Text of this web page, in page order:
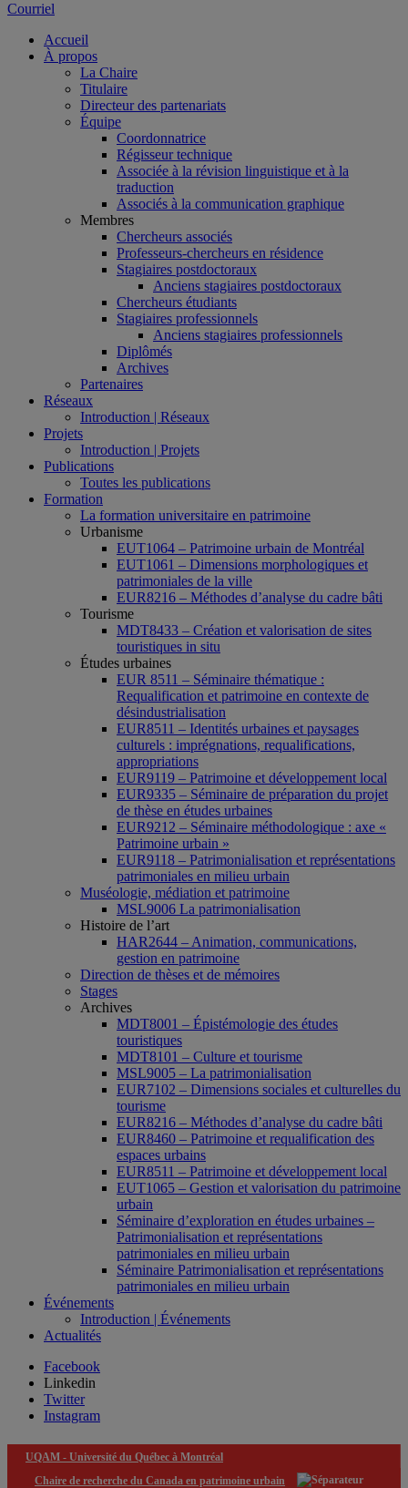
Courriel
Accueil
À propos
La Chaire
Titulaire
Directeur des partenariats
Équipe
Coordonnatrice
Régisseur technique
Associée à la révision linguistique et à la
traduction
Associés à la communication graphique
Membres
Chercheurs associés
Professeurs-chercheurs en résidence
Stagiaires postdoctoraux
Anciens stagiaires postdoctoraux
Chercheurs étudiants
Stagiaires professionnels
Anciens stagiaires professionnels
Diplômés
Archives
Partenaires
Réseaux
Introduction | Réseaux
Projets
Introduction | Projets
Publications
Toutes les publications
Formation
La formation universitaire en patrimoine
Urbanisme
EUT1064 – Patrimoine urbain de Montréal
EUT1061 – Dimensions morphologiques et
patrimoniales de la ville
EUR8216 – Méthodes d’analyse du cadre bâti
Tourisme
MDT8433 – Création et valorisation de sites
touristiques in situ
Études urbaines
EUR 8511 – Séminaire thématique :
Requalification et patrimoine en contexte de
désindustrialisation
EUR8511 – Identités urbaines et paysages
culturels : imprégnations, requalifications,
appropriations
EUR9119 – Patrimoine et développement local
EUR9335 – Séminaire de préparation du projet
de thèse en études urbaines
EUR9212 – Séminaire méthodologique : axe «
Patrimoine urbain »
EUR9118 – Patrimonialisation et représentations
patrimoniales en milieu urbain
Muséologie, médiation et patrimoine
MSL9006 La patrimonialisation
Histoire de l’art
HAR2644 – Animation, communications,
gestion en patrimoine
Direction de thèses et de mémoires
Stages
Archives
MDT8001 – Épistémologie des études
touristiques
MDT8101 – Culture et tourisme
MSL9005 – La patrimonialisation
EUR7102 – Dimensions sociales et culturelles du
tourisme
EUR8216 – Méthodes d’analyse du cadre bâti
EUR8460 – Patrimoine et requalification des
espaces urbains
EUR8511 – Patrimoine et développement local
EUT1065 – Gestion et valorisation du patrimoine
urbain
Séminaire d’exploration en études urbaines –
Patrimonialisation et représentations
patrimoniales en milieu urbain
Séminaire Patrimonialisation et représentations
patrimoniales en milieu urbain
Événements
Introduction | Événements
Actualités
Facebook
Linkedin
Twitter
Instagram
UQAM - Université du Québec à Montréal
Chaire de recherche du Canada en patrimoine urbain